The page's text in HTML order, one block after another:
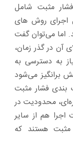
مثبت شامل
اجرای روش های
اما می‌توان گفت
آن در گذر زمان،
به دسترسی به
برانگیز می‌شود
بندی فشار مثبت
محدودیت در
اجرا هم از سایر
هستند که